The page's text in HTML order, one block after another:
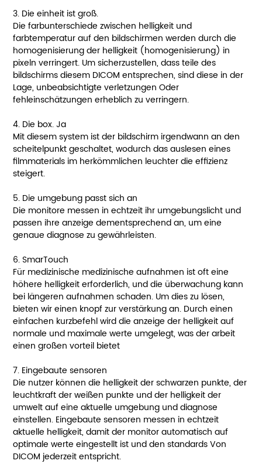
3. Die einheit ist groß.
Die farbunterschiede zwischen helligkeit und
farbtemperatur auf den bildschirmen werden durch die
homogenisierung der helligkeit (homogenisierung) in
pixeln verringert. Um sicherzustellen, dass teile des
bildschirms diesem DICOM entsprechen, sind diese in der
Lage, unbeabsichtigte verletzungen Oder
fehleinschätzungen erheblich zu verringern.
4. Die box. Ja
Mit diesem system ist der bildschirm irgendwann an den
scheitelpunkt geschaltet, wodurch das auslesen eines
filmmaterials im herkömmlichen leuchter die effizienz
steigert.
5. Die umgebung passt sich an
Die monitore messen in echtzeit ihr umgebungslicht und
passen ihre anzeige dementsprechend an, um eine
genaue diagnose zu gewährleisten.
6. SmarTouch
Für medizinische medizinische aufnahmen ist oft eine
höhere helligkeit erforderlich, und die überwachung kann
bei längeren aufnahmen schaden. Um dies zu lösen,
bieten wir einen knopf zur verstärkung an. Durch einen
einfachen kurzbefehl wird die anzeige der helligkeit auf
normale und maximale werte umgelegt, was der arbeit
einen großen vorteil bietet
7. Eingebaute sensoren
Die nutzer können die helligkeit der schwarzen punkte, der
leuchtkraft der weißen punkte und der helligkeit der
umwelt auf eine aktuelle umgebung und diagnose
einstellen. Eingebaute sensoren messen in echtzeit
aktuelle helligkeit, damit der monitor automatisch auf
optimale werte eingestellt ist und den standards Von
DICOM jederzeit entspricht.